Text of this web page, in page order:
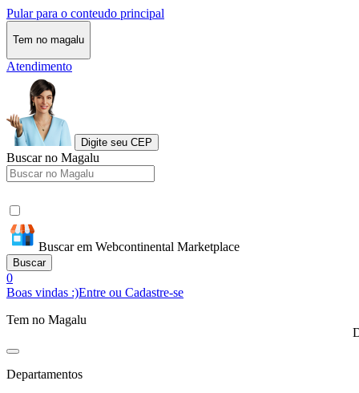
Pular para o conteudo principal
Tem no magalu
Atendimento
Digite seu CEP
Buscar no Magalu
Buscar em Webcontinental Marketplace
Buscar
0
Boas vindas :)Entre ou Cadastre-se
Tem no Magalu
Departamentos